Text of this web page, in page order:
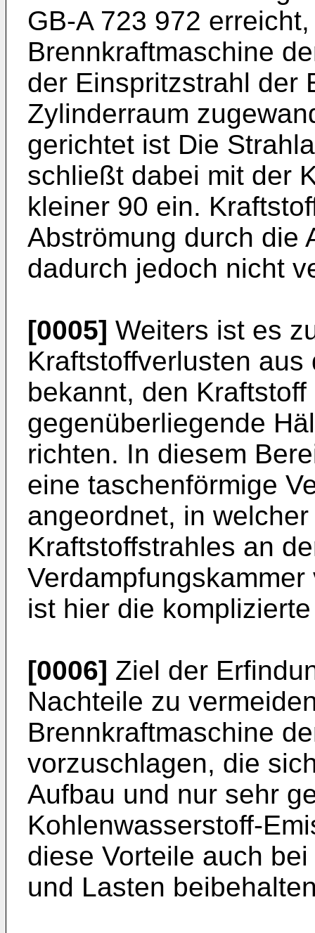
GB-A 723 972
Brennkraftmaschine
der Einspritzstrahl der
Zylinderraum
gerichtet ist Die
schließt dabei mit der
kleiner 90 ein.
Abströmung durch die
dadurch jedoch nicht
[0005] Weiters ist es
Kraftstoffverlusten
bekannt, den
gegenüberliegende
richten. In diesem
eine taschenförmige
angeordnet, in
Kraftstoffstrahles an
ist hier die
[0006] Ziel der
Nachteile zu
Brennkraftmaschine
vorzuschlagen, die
Aufbau und nur sehr
Kohlenwasserstoff-
diese Vorteile auch
und Lasten